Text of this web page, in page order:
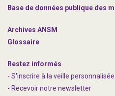
Base de données publique des
Archives ANSM
Glossaire
Restez informés
- S'inscrire à la veille personnalisée
- Recevoir notre newsletter